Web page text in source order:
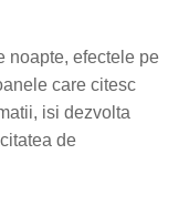
noapte, efectele pe
care citesc
isi dezvolta
de